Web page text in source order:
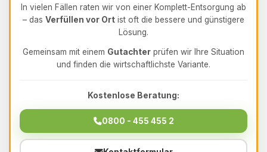
In vielen Fällen raten wir von einer Komplett-Entsorgung ab
– das Verfüllen vor Ort ist oft die bessere und günstigere
Lösung.
Gemeinsam mit einem Gutachter prüfen wir Ihre Situation
und finden die wirtschaftlichste Variante.
Kostenlose Beratung:
0800 - 455 455 2